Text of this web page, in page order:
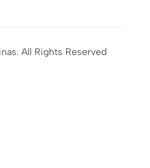
All Rights Reserved